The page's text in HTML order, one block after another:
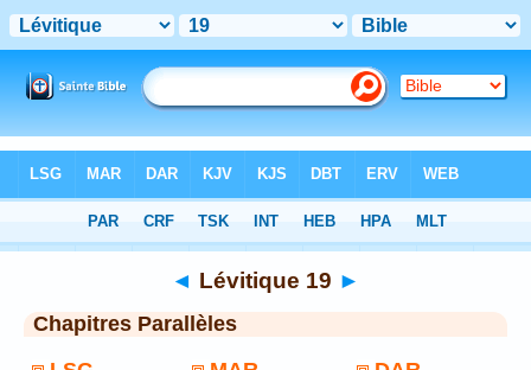
◄ Lévitique 19 ►
Chapitres Parallèles